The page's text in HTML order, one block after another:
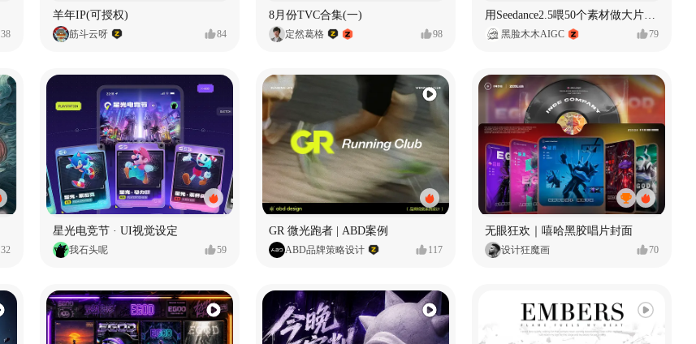
38
羊年IP(可授权)
筋斗云呀 84
8月份TVC合集(一)
定然葛格 98 黑脸木木AIGC 79
32
星光电竞节 · UI视觉设定
我石头呢 59
GR 微光跑者 | ABD案例
ABD品牌策略设计 117
无眼狂欢｜嘻哈黑胶唱片封面
设计狂魔画 70